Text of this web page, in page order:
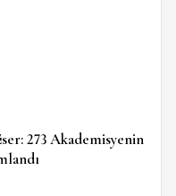
273 Akademisyenin